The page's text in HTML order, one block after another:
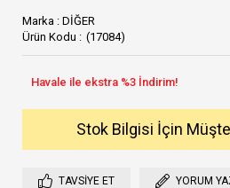
Marka : DİĞER
(17084)
Stok Bilgisi İçin
TAVSIYE ET YORUM